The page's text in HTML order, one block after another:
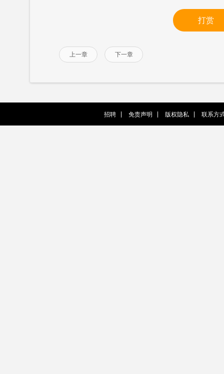
打赏
上一章 下一章
招聘 免责声明 版权隐私 联系方